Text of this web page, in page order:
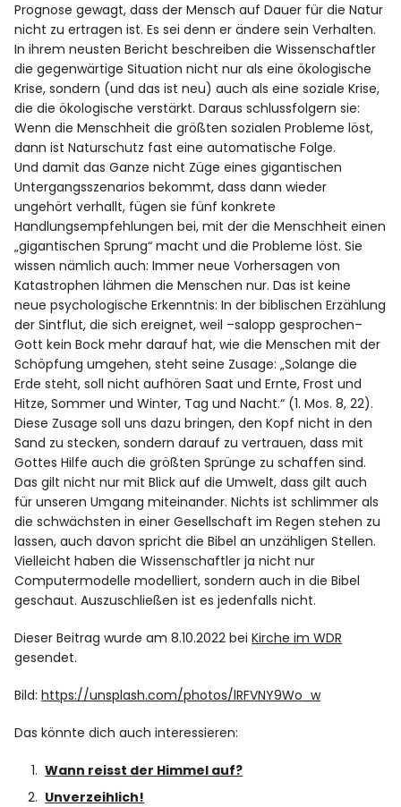
Prognose gewagt, dass der Mensch auf Dauer für die Natur
nicht zu ertragen ist. Es sei denn er ändere sein Verhalten.
In ihrem neusten Bericht beschreiben die Wissenschaftler
die gegenwärtige Situation nicht nur als eine ökologische
Krise, sondern (und das ist neu) auch als eine soziale Krise,
die die ökologische verstärkt. Daraus schlussfolgern sie:
Wenn die Menschheit die größten sozialen Probleme löst,
dann ist Naturschutz fast eine automatische Folge.
Und damit das Ganze nicht Züge eines gigantischen
Untergangsszenarios bekommt, dass dann wieder
ungehört verhallt, fügen sie fünf konkrete
Handlungsempfehlungen bei, mit der die Menschheit einen
„gigantischen Sprung“ macht und die Probleme löst. Sie
wissen nämlich auch: Immer neue Vorhersagen von
Katastrophen lähmen die Menschen nur. Das ist keine
neue psychologische Erkenntnis: In der biblischen Erzählung
der Sintflut, die sich ereignet, weil –salopp gesprochen–
Gott kein Bock mehr darauf hat, wie die Menschen mit der
Schöpfung umgehen, steht seine Zusage: „Solange die
Erde steht, soll nicht aufhören Saat und Ernte, Frost und
Hitze, Sommer und Winter, Tag und Nacht.“ (1. Mos. 8, 22).
Diese Zusage soll uns dazu bringen, den Kopf nicht in den
Sand zu stecken, sondern darauf zu vertrauen, dass mit
Gottes Hilfe auch die größten Sprünge zu schaffen sind.
Das gilt nicht nur mit Blick auf die Umwelt, dass gilt auch
für unseren Umgang miteinander. Nichts ist schlimmer als
die schwächsten in einer Gesellschaft im Regen stehen zu
lassen, auch davon spricht die Bibel an unzähligen Stellen.
Vielleicht haben die Wissenschaftler ja nicht nur
Computermodelle modelliert, sondern auch in die Bibel
geschaut. Auszuschließen ist es jedenfalls nicht.
Dieser Beitrag wurde am 8.10.2022 beiKirche im WDR
gesendet.
Bild:https://unsplash.com/photos/lRFVNY9Wo_w
Das könnte dich auch interessieren:
Wann reisst der Himmel auf?
Unverzeihlich!